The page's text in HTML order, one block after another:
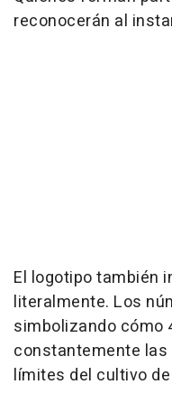
reconocerán al
El logotipo también
literalmente. Los
simbolizando cómo
constantemente
límites del cultivo